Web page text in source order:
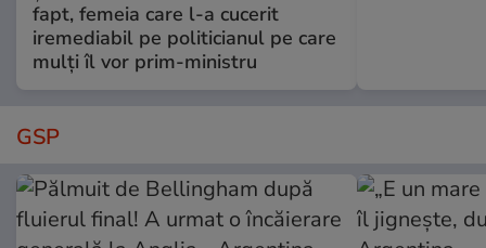
fapt, femeia care l-a cucerit
iremediabil pe politicianul pe care
mulți îl vor prim-ministru
GSP